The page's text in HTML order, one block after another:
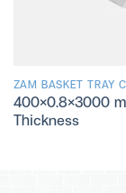
ZAM BASKET TRAY
400×0.8×3000
Thickness